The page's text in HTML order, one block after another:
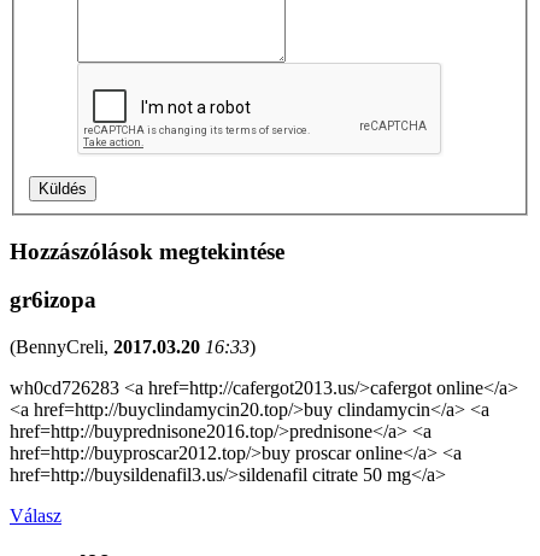
Hozzászólások megtekintése
gr6izopa
(BennyCreli, 2017.03.20 16:33)
wh0cd726283 <a href=http://cafergot2013.us/>cafergot online</a>
<a href=http://buyclindamycin20.top/>buy clindamycin</a> <a
href=http://buyprednisone2016.top/>prednisone</a> <a
href=http://buyproscar2012.top/>buy proscar online</a> <a
href=http://buysildenafil3.us/>sildenafil citrate 50 mg</a>
Válasz